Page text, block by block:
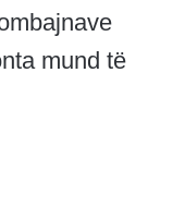
mund të